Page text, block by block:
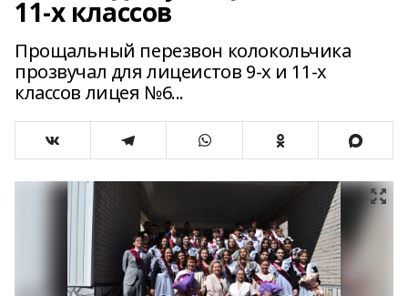
11-х классов
Прощальный перезвон колокольчика
прозвучал для лицеистов 9-х и 11-х
классов лицея №6...